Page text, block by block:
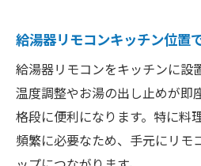
給湯器リモコンキッチン位置
給湯器リモコンをキッチンに設
温度調整やお湯の出し止めが即
格段に便利になります。特に料
頻繁に必要なため、手元にリモ